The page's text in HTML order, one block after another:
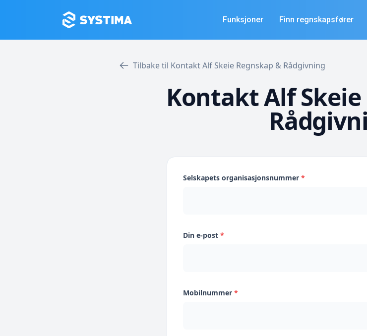
Funksjoner Finn regnskapsfører
Tilbake til Kontakt Alf Skeie Regnskap & Rådgivning
Kontakt Alf
Selskapets organisasjonsnummer *
Din e-post *
Mobilnummer *